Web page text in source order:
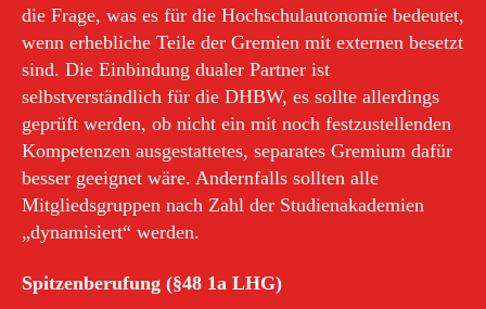
die Frage, was es für die Hochschulautonomie bedeutet,
wenn erhebliche Teile der Gremien mit externen besetzt
sind. Die Einbindung dualer Partner ist
selbstverständlich für die DHBW, es sollte allerdings
geprüft werden, ob nicht ein mit noch festzustellenden
Kompetenzen ausgestattetes, separates Gremium dafür
besser geeignet wäre. Andernfalls sollten alle
Mitgliedsgruppen nach Zahl der Studienakademien
„dynamisiert“ werden.
Spitzenberufung (§48 1a LHG)